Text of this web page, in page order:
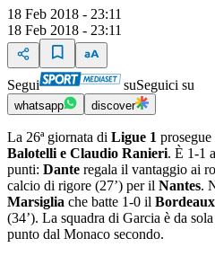
18 Feb 2018 - 23:11
18 Feb 2018 - 23:11
Segui suSeguici su
whatsapp discover
La 26ª giornata di Ligue 1
Balotelli e Claudio Ranieri. È 1-1
punti: Dante regala il vantaggio ai
calcio di rigore (27’) per il Nantes.
Marsiglia che batte 1-0 il Bordeaux
(34’). La squadra di Garcia è da
punto dal Monaco secondo.